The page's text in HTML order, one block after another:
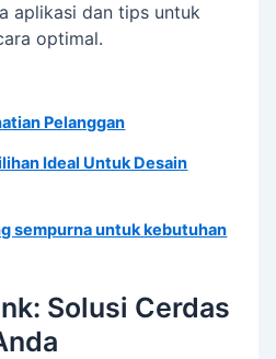
aplikasi dan tips untuk
optimal.
Pelanggan
Ideal Untuk Desain
sempurna untuk kebutuhan
Solusi Cerdas